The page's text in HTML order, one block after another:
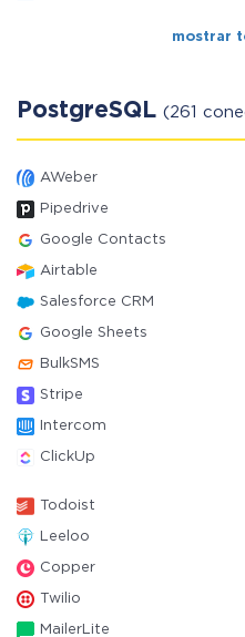
mostrar
PostgreSQL (261
AWeber
Pipedrive
Google Contacts
Airtable
Salesforce CRM
Google Sheets
BulkSMS
Stripe
Intercom
ClickUp
Todoist
Leeloo
Copper
Twilio
MailerLite